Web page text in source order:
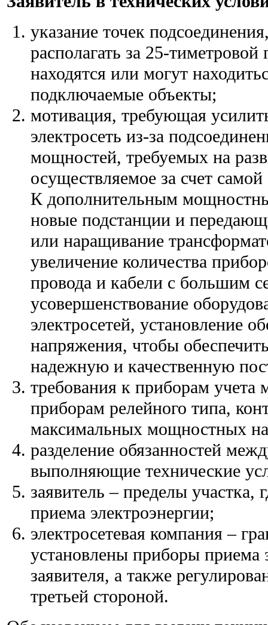
указание точек
располагать за 25-тиметровой
находятся или могут
подключаемые объекты;
мотивация, требующая
электросеть из-за
мощностей, требуемых на
осуществляемое за счет
К дополнительным
новые подстанции и
или наращивание
увеличение количества
провода и кабели с большим
усовершенствование
электросетей, установление
напряжения, чтобы
надежную и качественную
требования к приборам
приборам релейного типа,
максимальных мощностных
разделение обязанностей
выполняющие технические
заявитель – пределы участка,
приема электроэнергии;
электросетевая компания –
установлены приборы приема
заявителя, а также
третьей стороной.